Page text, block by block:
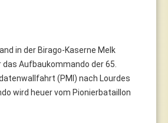
in der Birago-Kaserne Melk
Aufbaukommando der 65.
(PMI) nach Lourdes
wird heuer vom Pionierbataillon